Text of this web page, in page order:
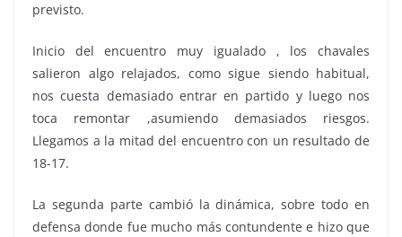
previsto.
Inicio del encuentro muy igualado , los chavales
salieron algo relajados, como sigue siendo habitual,
nos cuesta demasiado entrar en partido y luego nos
toca remontar ,asumiendo demasiados riesgos.
Llegamos a la mitad del encuentro con un resultado de
18-17.
La segunda parte cambió la dinámica, sobre todo en
defensa donde fue mucho más contundente e hizo que